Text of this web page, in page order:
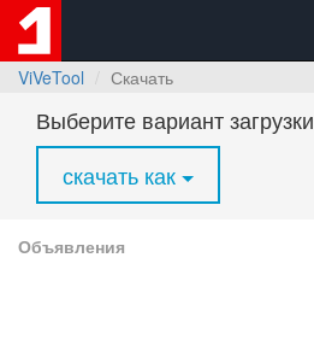
ViVeTool
Скачать
Выберите вариант загрузки
скачать как
Объявления